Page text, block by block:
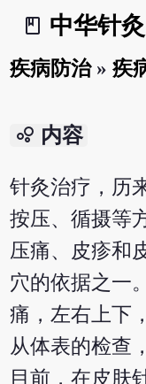
book_2
中华针灸
疾病防治»疾
bubble_chart 内容
针灸治疗，历
按压、循摄等
压痛、皮疹和
穴的依据之一
痛，左右上下
从体表的检查
目前，在皮肤